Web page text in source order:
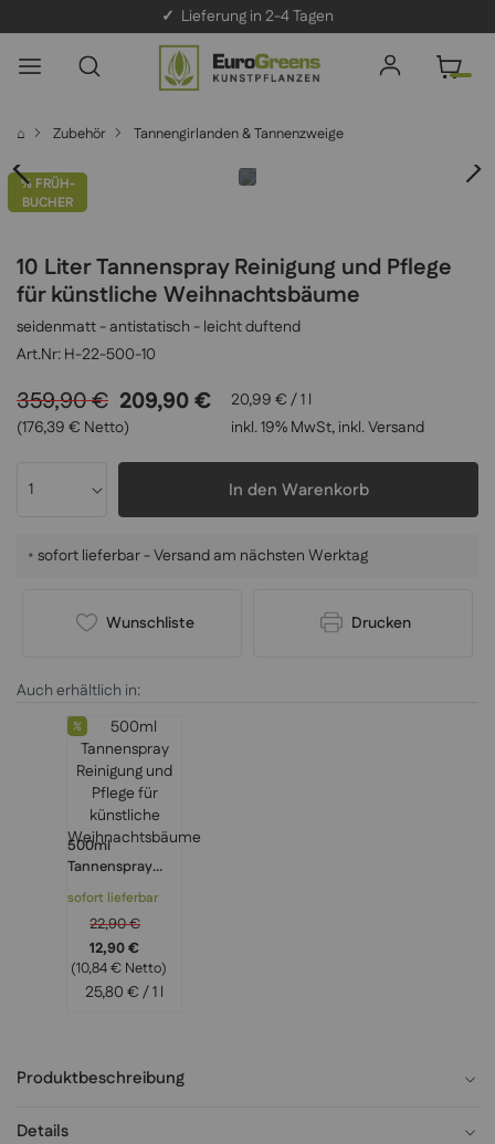
✓ Lieferung in 2-4 Tagen
⌂ Zubehör Tannengirlanden & Tannenzweige
% FRÜH-
BUCHER
10 Liter Tannenspray Reinigung und Pflege
für künstliche Weihnachtsbäume
seidenmatt - antistatisch - leicht duftend
H-22-500-10
359,90 € 209,90 €
(176,39 € Netto)
20,99 € / 1 l
inkl. 19% MwSt, inkl.Versand
In den Warenkorb
• sofort lieferbar - Versand am nächsten Werktag
Wunschliste Drucken
Auch erhältlich in:
500ml
Tannenspray
Reinigung und
Pflege für
künstliche
Weihnachtsbäu
me
sofort lieferbar
22,90 €
12,90 €
(10,84 € Netto)
25,80 € / 1 l
Produktbeschreibung
Details